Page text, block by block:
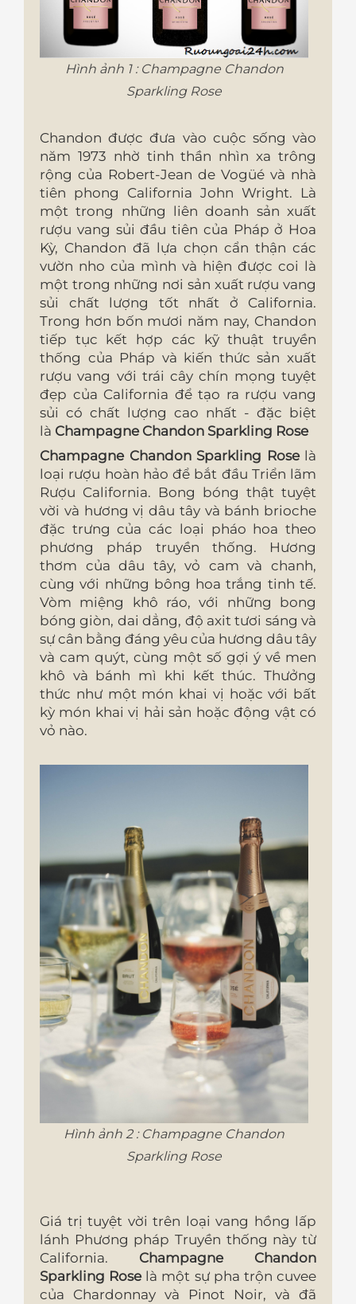
Hình ảnh 1 : Champagne Chandon
Sparkling Rose
Chandon được đưa vào cuộc sống vào
năm 1973 nhờ tinh thần nhìn xa trông
rộng của Robert-Jean de Vogüé và nhà
tiên phong California John Wright. Là
một trong những liên doanh sản xuất
rượu vang sủi đầu tiên của Pháp ở Hoa
Kỳ, Chandon đã lựa chọn cẩn thận các
vườn nho của mình và hiện được coi là
một trong những nơi sản xuất rượu vang
sủi chất lượng tốt nhất ở California.
Trong hơn bốn mươi năm nay, Chandon
tiếp tục kết hợp các kỹ thuật truyền
thống của Pháp và kiến ​​thức sản xuất
rượu vang với trái cây chín mọng tuyệt
đẹp của California để tạo ra rượu vang
sủi có chất lượng cao nhất - đặc biệt
là Champagne Chandon Sparkling Rose
Champagne Chandon Sparkling Roselà
loại rượu hoàn hảo để bắt đầu Triển lãm
Rượu California. Bong bóng thật tuyệt
vời và hương vị dâu tây và bánh brioche
đặc trưng của các loại pháo hoa theo
phương pháp truyền thống. Hương
thơm của dâu tây, vỏ cam và chanh,
cùng với những bông hoa trắng tinh tế.
Vòm miệng khô ráo, với những bong
bóng giòn, dai dẳng, độ axit tươi sáng và
sự cân bằng đáng yêu của hương dâu tây
và cam quýt, cùng một số gợi ý về men
khô và bánh mì khi kết thúc. Thưởng
thức như một món khai vị hoặc với bất
kỳ món khai vị hải sản hoặc động vật có
vỏ nào.
Hình ảnh 2 : Champagne Chandon
Sparkling Rose
Giá trị tuyệt vời trên loại vang hồng lấp
lánh Phương pháp Truyền thống này từ
California. Champagne Chandon
Sparkling Roselà một sự pha trộn cuvee
của Chardonnay và Pinot Noir, và đã